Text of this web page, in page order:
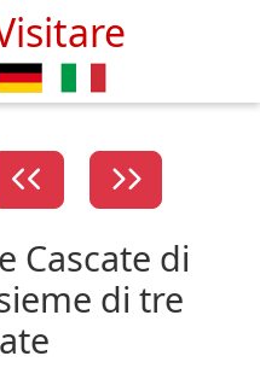
Cascate di
di tre